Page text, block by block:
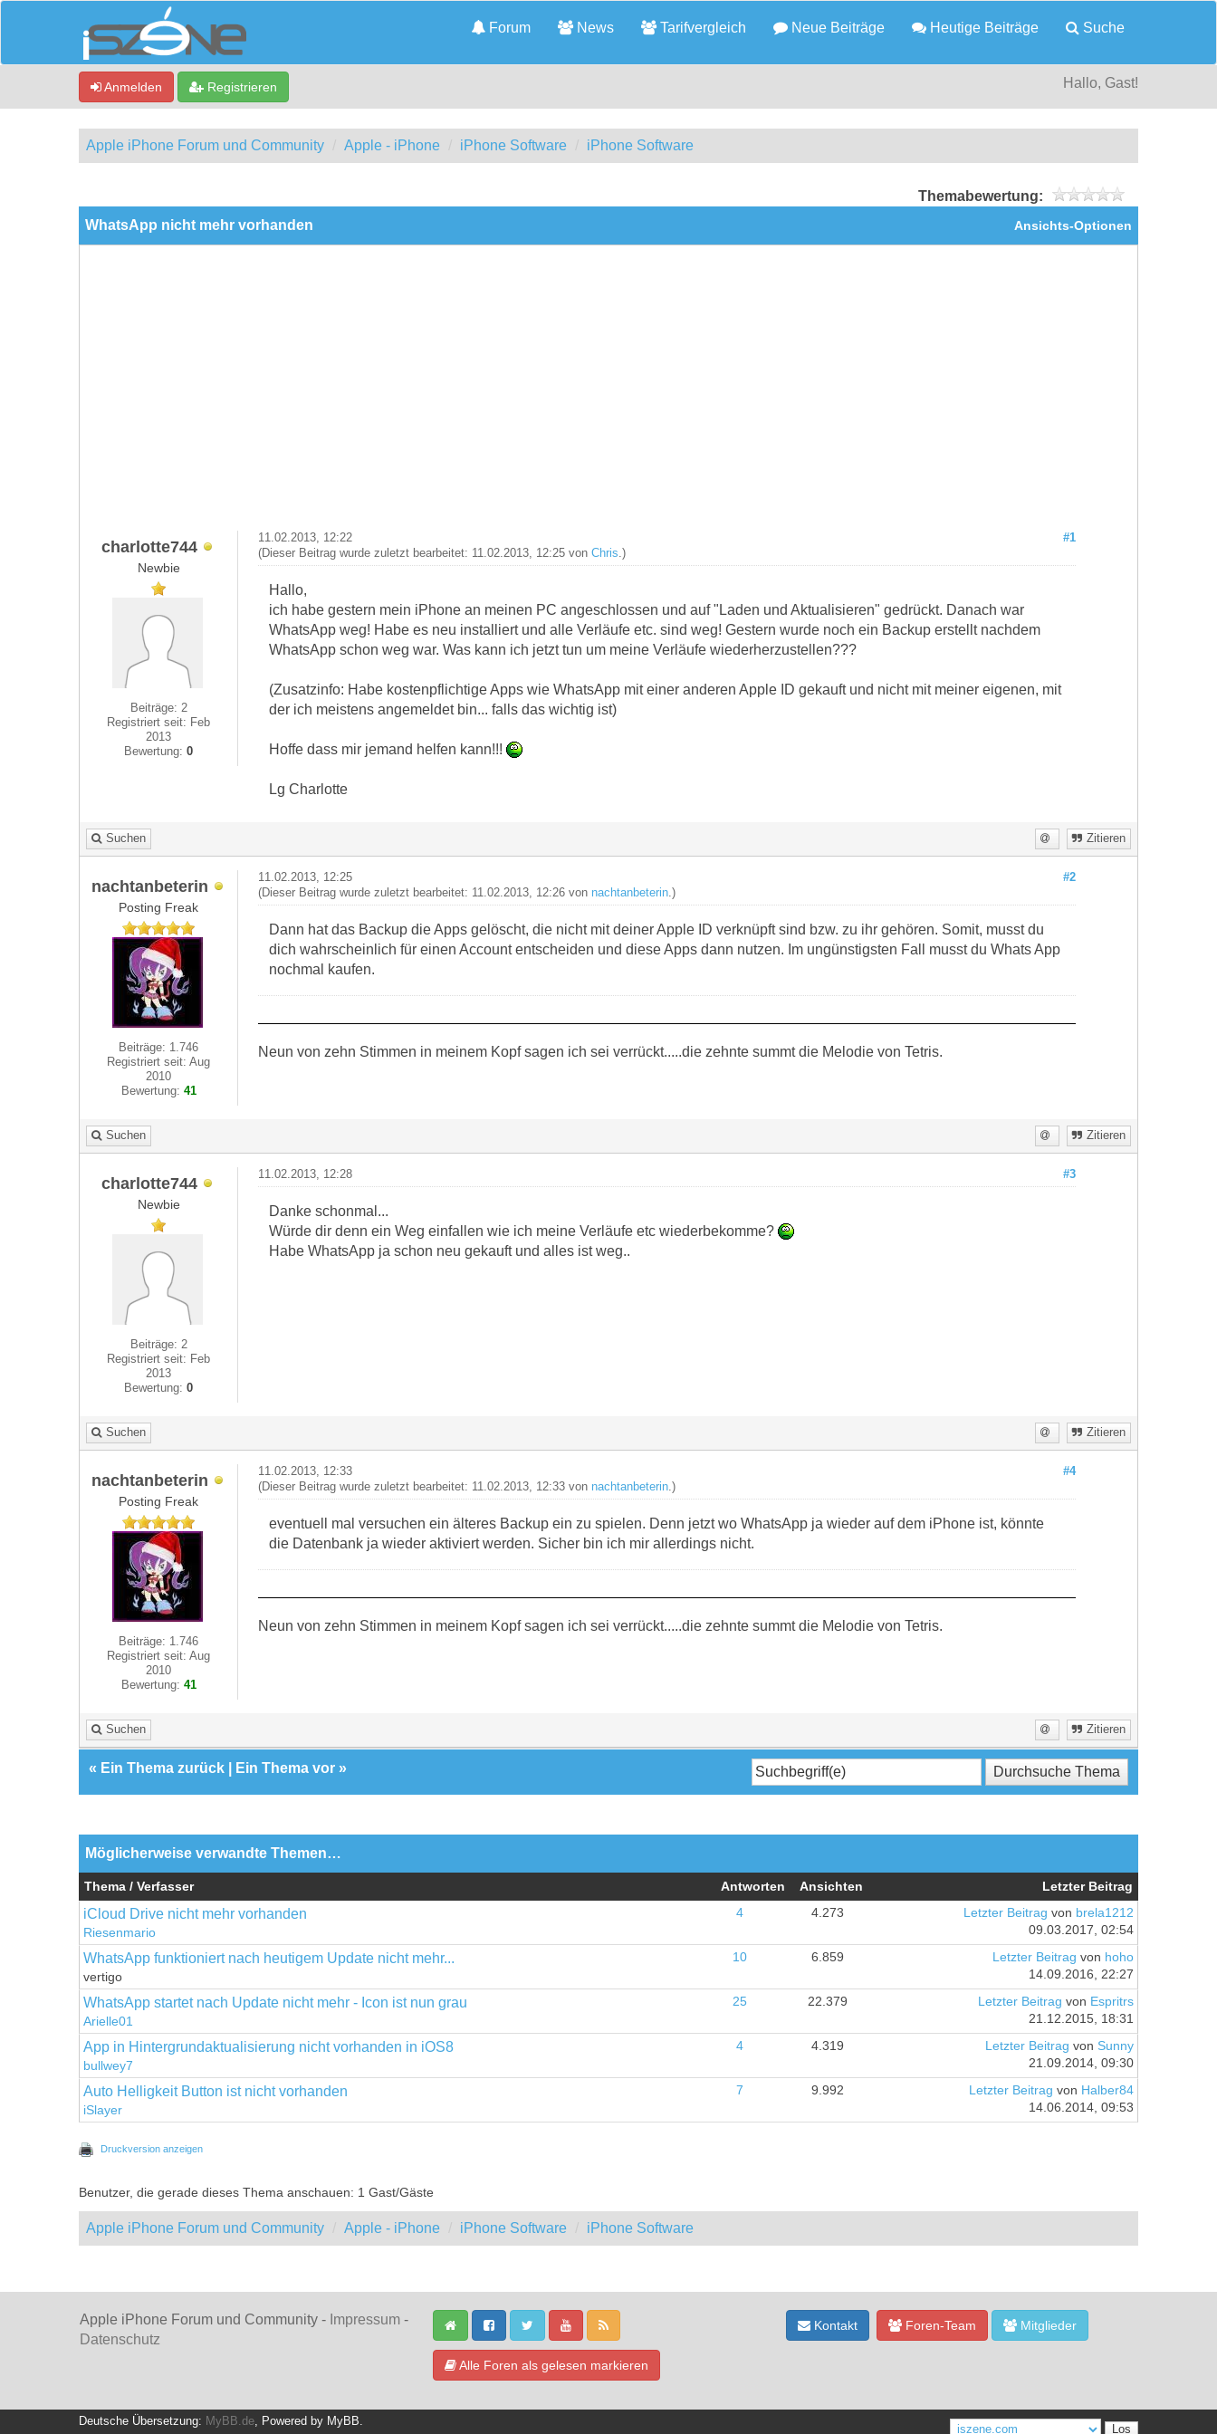
Forum News Tarifvergleich Neue Beiträge Heutige Beiträge Suche
Anmelden Registrieren Hallo, Gast!
Apple iPhone Forum und Community Apple - iPhone iPhone Software iPhone Software
Themabewertung:
Ansichts-Optionen
WhatsApp nicht mehr vorhanden
charlotte744
Newbie
Beiträge: 2
Registriert seit: Feb
2013
Bewertung:0
#1
11.02.2013, 12:22
(Dieser Beitrag wurde zuletzt bearbeitet: 11.02.2013, 12:25 von Chris .)
Hallo,
ich habe gestern mein iPhone an meinen PC angeschlossen und auf "Laden und Aktualisieren" gedrückt. Danach war
WhatsApp weg! Habe es neu installiert und alle Verläufe etc. sind weg! Gestern wurde noch ein Backup erstellt nachdem
WhatsApp schon weg war. Was kann ich jetzt tun um meine Verläufe wiederherzustellen???
(Zusatzinfo: Habe kostenpflichtige Apps wie WhatsApp mit einer anderen Apple ID gekauft und nicht mit meiner eigenen, mit
der ich meistens angemeldet bin... falls das wichtig ist)
Hoffe dass mir jemand helfen kann!!!
Lg Charlotte
Suchen Zitieren
nachtanbeterin
Posting Freak
Beiträge: 1.746
Registriert seit: Aug
2010
Bewertung: 41
#2
11.02.2013, 12:25
(Dieser Beitrag wurde zuletzt bearbeitet: 11.02.2013, 12:26 von nachtanbeterin.)
Dann hat das Backup die Apps gelöscht, die nicht mit deiner Apple ID verknüpft sind bzw. zu ihr gehören. Somit, musst du
dich wahrscheinlich für einen Account entscheiden und diese Apps dann nutzen. Im ungünstigsten Fall musst du Whats App
nochmal kaufen.
Neun von zehn Stimmen in meinem Kopf sagen ich sei verrückt.....die zehnte summt die Melodie von Tetris.
Suchen Zitieren
charlotte744
Newbie
Beiträge: 2
Registriert seit: Feb
2013
Bewertung:0
#3
11.02.2013, 12:28
Danke schonmal...
Würde dir denn ein Weg einfallen wie ich meine Verläufe etc wiederbekomme?
Habe WhatsApp ja schon neu gekauft und alles ist weg..
Suchen Zitieren
nachtanbeterin
Posting Freak
Beiträge: 1.746
Registriert seit: Aug
2010
Bewertung: 41
#4
11.02.2013, 12:33
(Dieser Beitrag wurde zuletzt bearbeitet: 11.02.2013, 12:33 von nachtanbeterin.)
eventuell mal versuchen ein älteres Backup ein zu spielen. Denn jetzt wo WhatsApp ja wieder auf dem iPhone ist, könnte
die Datenbank ja wieder aktiviert werden. Sicher bin ich mir allerdings nicht.
Neun von zehn Stimmen in meinem Kopf sagen ich sei verrückt.....die zehnte summt die Melodie von Tetris.
Suchen Zitieren
« Ein Thema zurück Ein Thema vor »
Möglicherweise verwandte Themen…
Thema / Verfasser Antworten Ansichten Letzter Beitrag
iCloud Drive nicht mehr vorhanden
Riesenmario
4 4.273 Letzter Beitrag von brela1212
09.03.2017, 02:54
WhatsApp funktioniert nach heutigem Update nicht mehr...
vertigo
10 6.859 Letzter Beitrag von hoho
14.09.2016, 22:27
WhatsApp startet nach Update nicht mehr - Icon ist nun grau
Arielle01
25 22.379 Letzter Beitrag von Espritrs
21.12.2015, 18:31
App in Hintergrundaktualisierung nicht vorhanden in iOS8
bullwey7
4 4.319 Letzter Beitrag von Sunny
21.09.2014, 09:30
Auto Helligkeit Button ist nicht vorhanden
iSlayer
7 9.992 Letzter Beitrag von Halber84
14.06.2014, 09:53
Druckversion anzeigen
Benutzer, die gerade dieses Thema anschauen: 1 Gast/Gäste
Apple iPhone Forum und Community Apple - iPhone iPhone Software iPhone Software
Apple iPhone Forum und Community - Impressum -
Datenschutz
Alle Foren als gelesen markieren
Kontakt Foren-Team Mitglieder
Deutsche Übersetzung: MyBB.de , Powered by MyBB